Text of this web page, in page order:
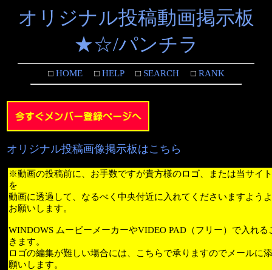
オリジナル投稿動画掲示板
★☆/パンチラ
□HOME□HELP□SEARCH□RANK
オリジナル投稿画像掲示板はこちら
※動画の投稿前に、お手数ですが貴方様のロゴ、または当サイ
を
動画に透過して、なるべく中央付近に入れてくださいますよう
お願いします。
WINDOWS ムービーメーカーやVIDEO PAD（フリー）で入れる
きます。
ロゴの編集が難しい場合には、こちらで承りますのでメールに
願いします。